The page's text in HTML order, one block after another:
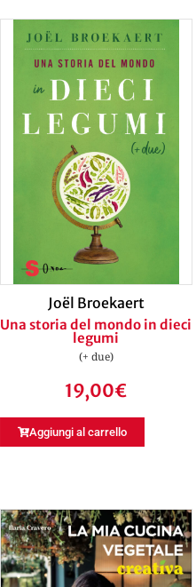
Joël Broekaert
Una storia del mondo in dieci
legumi
(+ due)
19,00€
Aggiungi al carrello